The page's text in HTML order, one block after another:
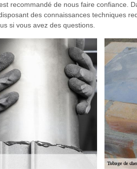
recommandé de nous faire confiance.
des connaissances techniques
si vous avez des questions.